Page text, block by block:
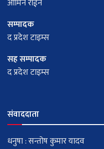
आमिन राईन
सम्पादक
द प्रदेश टाइम्स
सह सम्पादक
द प्रदेश टाइम्स
संवाददाता
धनुषा : सन्तोष कुमार यादव